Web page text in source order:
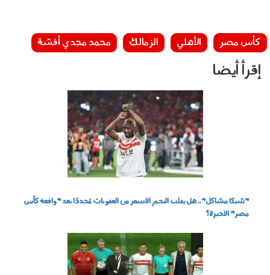
كأس مصر الأهلي الزمالك محمد مجدي أفشة
إقرأ أيضا
"شيكا مشاكل".. هل يفلت النجم الأسمر من العقوبات مُجددًا بعد "واقعة كأس
مصر" الأخيرة؟